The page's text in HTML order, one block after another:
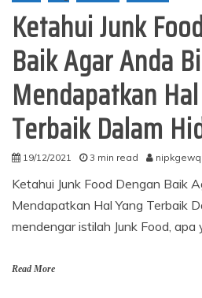
Ketahui Junk
Baik Agar Anda
Mendapatkan
Terbaik Dalam
19/12/2021 3 min read
Ketahui Junk Food Dengan Baik
Mendapatkan Hal Yang Terbaik
mendengar istilah Junk Food,
Read More